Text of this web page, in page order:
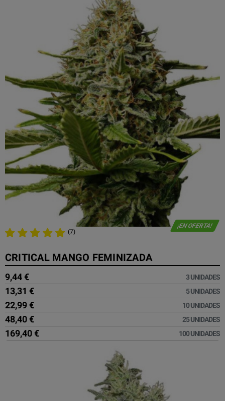
¡EN OFERTA!
(7)
CRITICAL MANGO FEMINIZADA
9,44 € 3 UNIDADES
13,31 € 5 UNIDADES
22,99 € 10 UNIDADES
48,40 € 25 UNIDADES
169,40 € 100 UNIDADES